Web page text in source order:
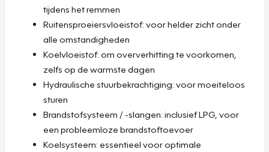
tijdens het remmen
Ruitensproeiersvloeistof: voor helder zicht onder
alle omstandigheden
Koelvloeistof: om oververhitting te voorkomen,
zelfs op de warmste dagen
Hydraulische stuurbekrachtiging: voor moeiteloos
sturen
Brandstofsysteem / -slangen: inclusief LPG, voor
een probleemloze brandstoftoevoer
Koelsysteem: essentieel voor optimale